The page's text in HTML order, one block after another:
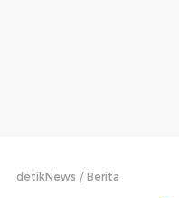
detikNews Berita